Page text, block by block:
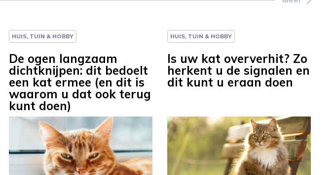
HUIS, TUIN & HOBBY
De ogen langzaam
dichtknijpen: dit bedoelt
een kat ermee (en dit is
waarom u dat ook terug
kunt doen)
HUIS, TUIN & HOBBY
Is uw kat oververhit? Zo
herkent u de signalen en
dit kunt u eraan doen